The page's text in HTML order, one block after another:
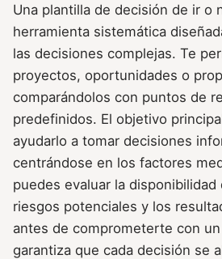
Una plantilla de decisión de ir o
herramienta sistemática
las decisiones complejas. Te
proyectos, oportunidades o
comparándolos con puntos de
predefinidos. El objetivo
ayudarlo a tomar decisiones
centrándose en los factores
puedes evaluar la
riesgos potenciales y los
antes de comprometerte con
garantiza que cada decisión se